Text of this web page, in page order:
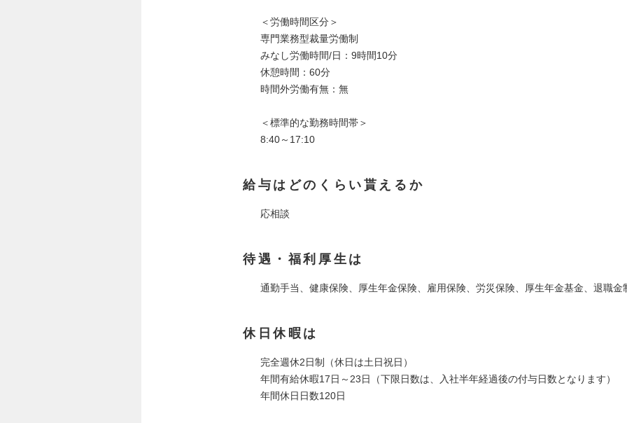
＜労働時間区分＞
専門業務型裁量労働制
みなし労働時間/日：9時間10分
休憩時間：60分
時間外労働有無：無
＜標準的な勤務時間帯＞
8:40～17:10
給与はどのくらい貰えるか
応相談
待遇・福利厚生は
通勤手当、健康保険、厚生年金保険、雇用保険、労災保険、厚生年金基金、退職金
休日休暇は
完全週休2日制（休日は土日祝日）
年間有給休暇17日～23日（下限日数は、入社半年経過後の付与日数となります）
年間休日日数120日